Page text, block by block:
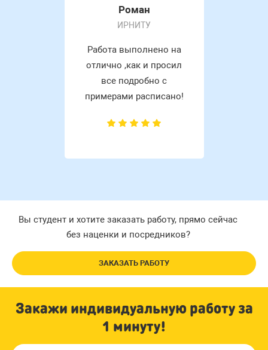
Роман
ИРНИТУ
Работа выполнено на
отлично ,как и просил
все подробно с
примерами расписано!
Вы студент и хотите заказать работу, прямо сейчас
без наценки и посредников?
ЗАКАЗАТЬ РАБОТУ
Закажи индивидуальную работу за
1 минуту!